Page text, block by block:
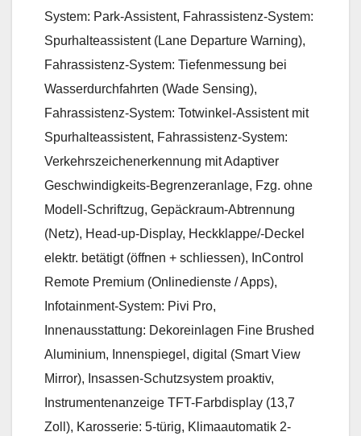
System: Park-Assistent, Fahrassistenz-System:
Spurhalteassistent (Lane Departure Warning),
Fahrassistenz-System: Tiefenmessung bei
Wasserdurchfahrten (Wade Sensing),
Fahrassistenz-System: Totwinkel-Assistent mit
Spurhalteassistent, Fahrassistenz-System:
Verkehrszeichenerkennung mit Adaptiver
Geschwindigkeits-Begrenzeranlage, Fzg. ohne
Modell-Schriftzug, Gepäckraum-Abtrennung
(Netz), Head-up-Display, Heckklappe/-Deckel
elektr. betätigt (öffnen + schliessen), InControl
Remote Premium (Onlinedienste / Apps),
Infotainment-System: Pivi Pro,
Innenausstattung: Dekoreinlagen Fine Brushed
Aluminium, Innenspiegel, digital (Smart View
Mirror), Insassen-Schutzsystem proaktiv,
Instrumentenanzeige TFT-Farbdisplay (13,7
Zoll), Karosserie: 5-türig, Klimaautomatik 2-